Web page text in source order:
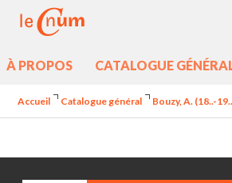
À PROPOS CATALOGUE
Accueil Catalogue général Bouzy, A. (18..-